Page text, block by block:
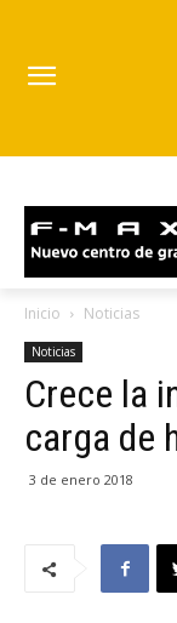
Inicio Noticias
Noticias
Crece la
carga de
3 de enero 2018